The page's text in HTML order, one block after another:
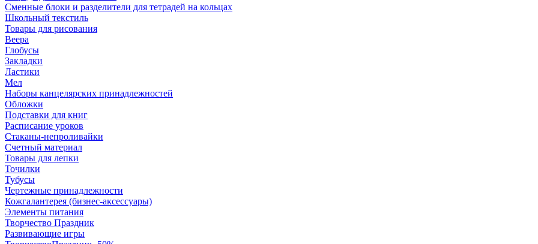
Сменные блоки и разделители для тетрадей на кольцах
Школьный текстиль
Товары для рисования
Веера
Глобусы
Закладки
Ластики
Мел
Наборы канцелярских принадлежностей
Обложки
Подставки для книг
Расписание уроков
Стаканы-непроливайки
Счетный материал
Товары для лепки
Точилки
Тубусы
Чертежные принадлежности
Кожгалантерея (бизнес-аксессуары)
Элементы питания
Творчество Праздник
Развивающие игры